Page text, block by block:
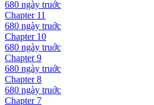
680 ngày truớc
Chapter 11
680 ngày truớc
Chapter 10
680 ngày truớc
Chapter9
680 ngày truớc
Chapter8
680 ngày truớc
Chapter 7